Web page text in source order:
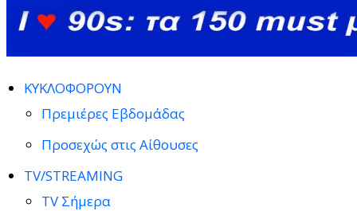
ΚΥΚΛΟΦΟΡΟΥΝ
Πρεμιέρες Εβδομάδας
Προσεχώς στις Αίθουσες
TV/STREAMING
TV Σήμερα